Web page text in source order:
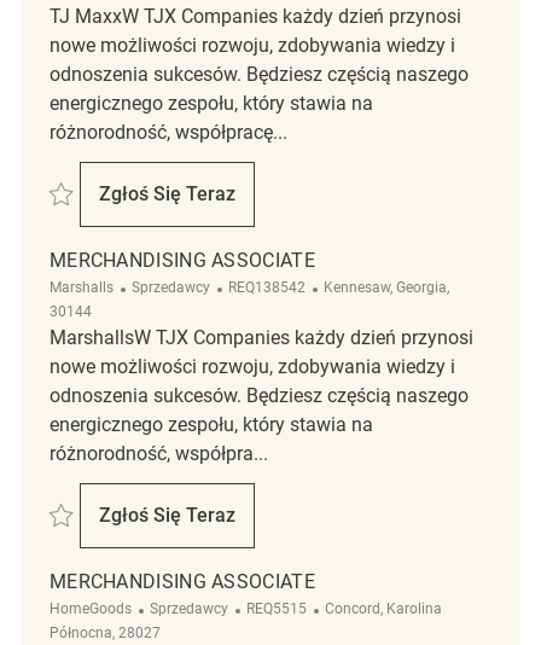
TJ MaxxW TJX Companies każdy dzień przynosi
nowe możliwości rozwoju, zdobywania wiedzy i
odnoszenia sukcesów. Będziesz częścią naszego
energicznego zespołu, który stawia na
różnorodność, współpracę...
Zapisać Merchandising Associate REQ113883
Zgłoś Się Teraz
Merchandising Associate
MERCHANDISING ASSOCIATE
Marshalls Kategoria
Sprzedawcy ReqId
REQ138542 Lokalizacja
Kennesaw, Georgia,
30144
MarshallsW TJX Companies każdy dzień przynosi
nowe możliwości rozwoju, zdobywania wiedzy i
odnoszenia sukcesów. Będziesz częścią naszego
energicznego zespołu, który stawia na
różnorodność, współpra...
Zapisać Merchandising Associate REQ138542
Zgłoś Się Teraz
Merchandising Associate
MERCHANDISING ASSOCIATE
HomeGoods Kategoria
Sprzedawcy ReqId
REQ5515 Lokalizacja
Concord, Karolina
Północna, 28027